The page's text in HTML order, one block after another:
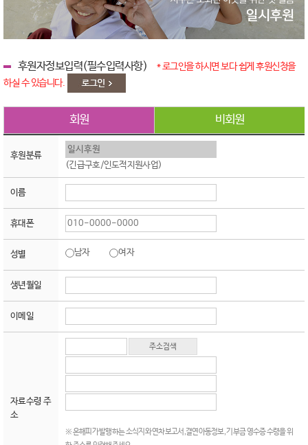
후원자정보입력(필수입력사항)
* 로그인을 하시면 보다 쉽게 후원신청을
하실 수 있습니다.
회원 비회원
후원분류
(긴급구호/인도적지원사업)
이름
휴대폰
성별 남자 여자
생년월일
이메일
자료수령 주
소
※ 온해피가 발행하는 소식지와 연차보고서,결연아동정보, 기부금 영수증 수령을 위